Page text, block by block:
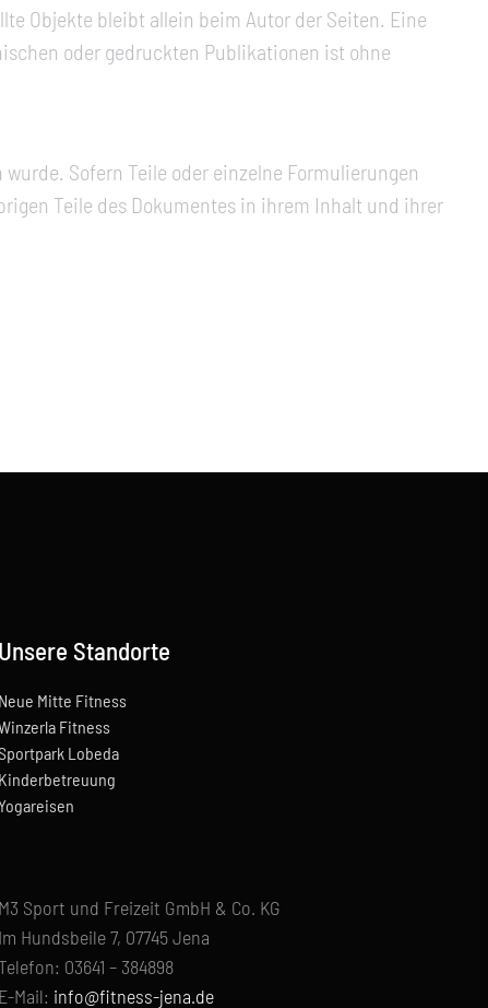
Objekte bleibt allein beim Autor der Seiten. Eine
oder gedruckten Publikationen ist ohne
Sofern Teile oder einzelne Formulierungen
Teile des Dokumentes in ihrem Inhalt und ihrer
Unsere Standorte
Neue Mitte Fitness
Fitness
Lobeda
Kinderbetreuung
M3 Sport und Freizeit GmbH & Co. KG
Im Hundsbeile 7, 07745 Jena
03641 – 384898
E-Mail: info@fitness-jena.de